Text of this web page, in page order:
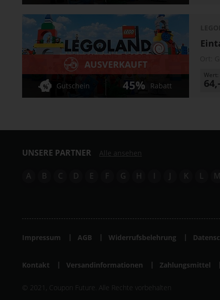
AUSVERKAUFT
Gutschein 45% Rabatt
Wert:
UNSERE PARTNER Alle ansehen
A B C D E F G H I J K L M
Impressum AGB Widerrufsbelehrung
Kontakt Versandinformationen Zahlungsmittel
© 2021, Coupon Future. Alle Rechte vorbehalten